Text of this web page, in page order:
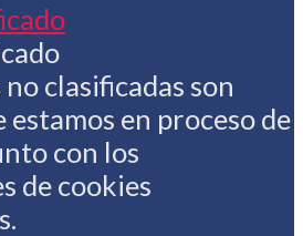
no clasificadas son
estamos en proceso de
con los
de cookies